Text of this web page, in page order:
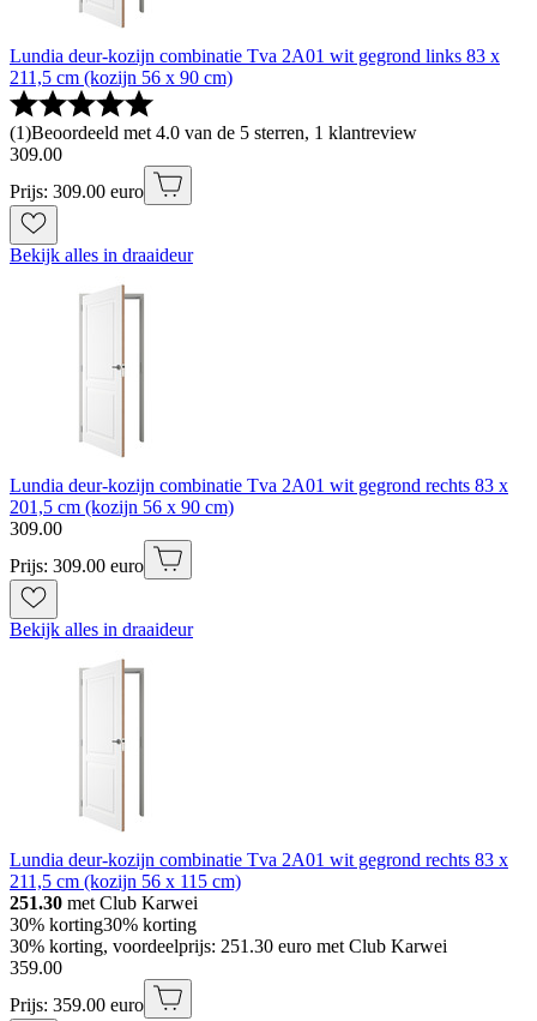
Lundia deur-kozijn combinatie Tva 2A01 wit gegrond links 83 x
211,5 cm (kozijn 56 x 90 cm)
(1)Beoordeeld met 4.0 van de 5 sterren, 1 klantreview
309.00
Prijs: 309.00 euro
Bekijk alles in draaideur
Lundia deur-kozijn combinatie Tva 2A01 wit gegrond rechts 83 x
201,5 cm (kozijn 56 x 90 cm)
309.00
Prijs: 309.00 euro
Bekijk alles in draaideur
Lundia deur-kozijn combinatie Tva 2A01 wit gegrond rechts 83 x
211,5 cm (kozijn 56 x 115 cm)
251.30 met Club Karwei
30% korting30% korting
30% korting, voordeelprijs: 251.30 euro met Club Karwei
359.00
Prijs: 359.00 euro